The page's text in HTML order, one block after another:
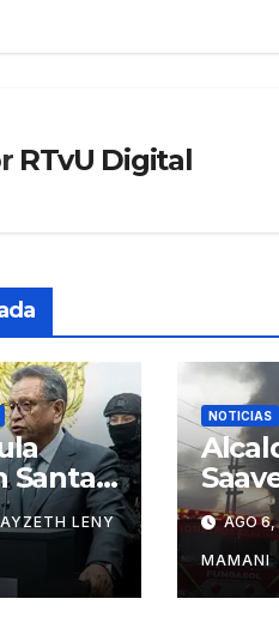
RTvU Digital
Santa
deLENY
NOTICIAS
laAGO 6,
MAMANI